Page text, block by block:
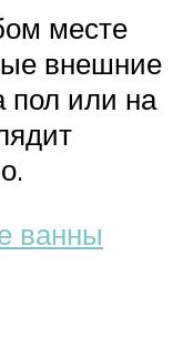
месте
внешние
пол или на
ванны